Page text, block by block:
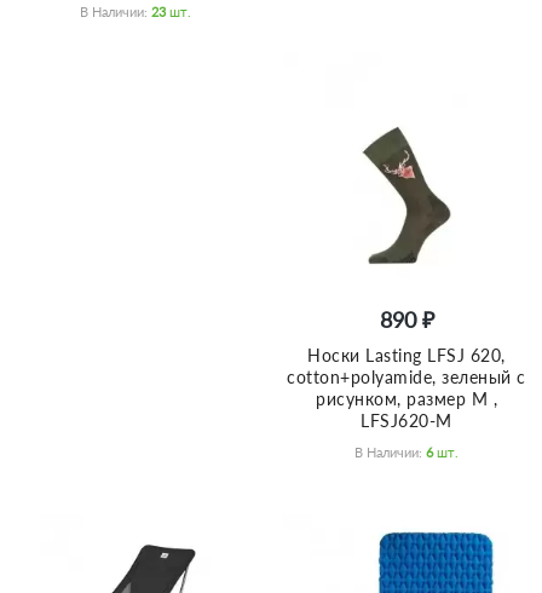
В Наличии: 23 Шт.
890 ₽
Носки Lasting LFSJ 620,
cotton+polyamide, зеленый с
рисунком, размер M ,
LFSJ620-M
В Наличии: 6 Шт.